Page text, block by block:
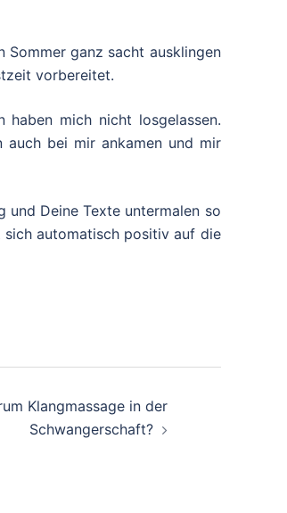
Sommer ganz sacht ausklingen
vorbereitet.
haben mich nicht losgelassen.
auch bei mir ankamen und mir
und Deine Texte untermalen so
automatisch positiv auf die
Klangmassage in der
Schwangerschaft?